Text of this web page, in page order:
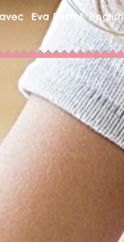
Eva Perret,